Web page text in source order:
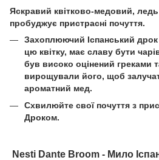
Яскравий квітково-медовий,
пробуджує пристрасні почуття.
Захоплюючий Іспанський
цю квітку, має славу бути
був високо оцінений греками
вирощували його, щоб
ароматний мед.
Схвилюйте свої почуття з
Дроком.
Nesti Dante Broom - Мило